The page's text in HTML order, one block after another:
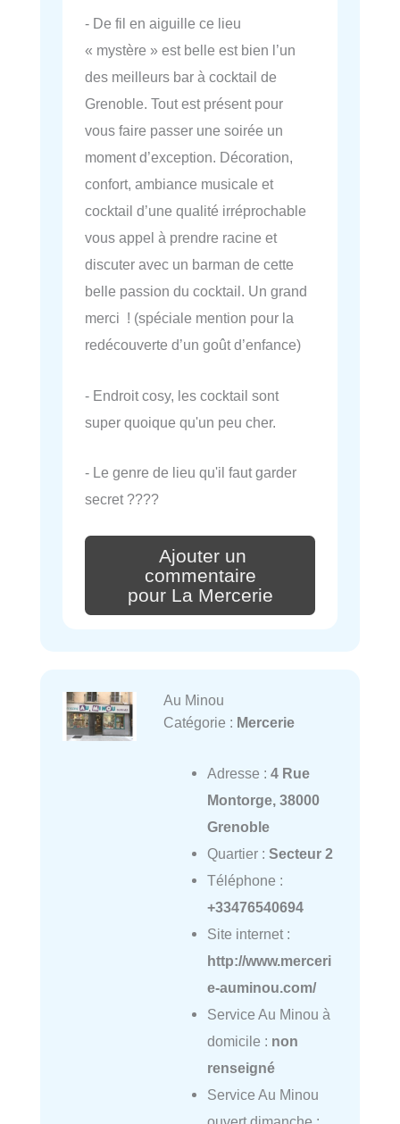
- De fil en aiguille ce lieu
« mystère » est belle est bien l’un
des meilleurs bar à cocktail de
Grenoble. Tout est présent pour
vous faire passer une soirée un
moment d’exception. Décoration,
confort, ambiance musicale et
cocktail d’une qualité irréprochable
vous appel à prendre racine et
discuter avec un barman de cette
belle passion du cocktail. Un grand
merci ! (spéciale mention pour la
redécouverte d’un goût d’enfance)
- Endroit cosy, les cocktail sont
super quoique qu'un peu cher.
- Le genre de lieu qu'il faut garder
secret ????
Ajouter un
commentaire
pour La Mercerie
Au Minou
Catégorie : Mercerie
Adresse : 4 Rue
Montorge, 38000
Grenoble
Quartier : Secteur 2
Téléphone :
+33476540694
Site internet :
http://www.merceri
e-auminou.com/
Service Au Minou à
domicile : non
renseigné
Service Au Minou